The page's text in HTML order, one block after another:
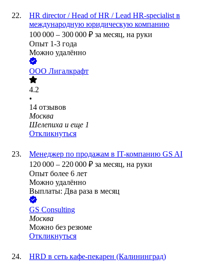
HR director / Head of HR / Lead HR-specialist в
международную юридическую компанию
100 000 – 300 000 ₽ за месяц, на руки
Опыт 1-3 года
Можно удалённо
ООО Лигалкрафт
4.2
•
14 отзывов
Москва
Шелепиха и еще 1
Откликнуться
Менеджер по продажам в IT-компанию GS AI
120 000 – 220 000 ₽ за месяц, на руки
Опыт более 6 лет
Можно удалённо
Выплаты: Два раза в месяц
GS Consulting
Москва
Можно без резюме
Откликнуться
HRD в сеть кафе-пекарен (Калининград)